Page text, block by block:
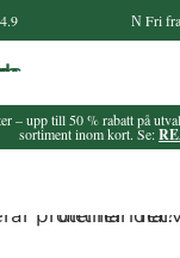
4.9 NFri
– upp till 50 % rabatt på
sortiment inom kort. Se: